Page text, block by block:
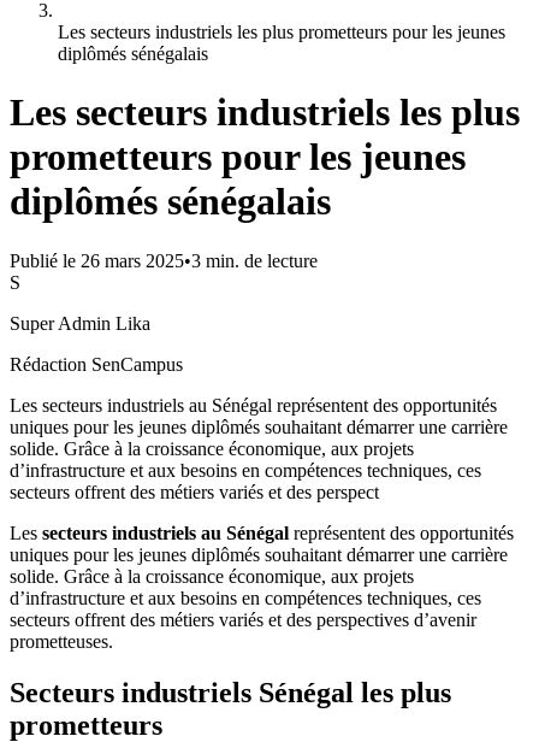
Les secteurs industriels les plus prometteurs pour les jeunes
diplômés sénégalais
Les secteurs industriels les plus
prometteurs pour les jeunes
diplômés sénégalais
Publié le 26 mars 2025•3 min. de lecture
S
Super Admin Lika
Rédaction SenCampus
Les secteurs industriels au Sénégal représentent des opportunités
uniques pour les jeunes diplômés souhaitant démarrer une carrière
solide. Grâce à la croissance économique, aux projets
d’infrastructure et aux besoins en compétences techniques, ces
secteurs offrent des métiers variés et des perspect
Les secteurs industriels au Sénégal représentent des opportunités
uniques pour les jeunes diplômés souhaitant démarrer une carrière
solide. Grâce à la croissance économique, aux projets
d’infrastructure et aux besoins en compétences techniques, ces
secteurs offrent des métiers variés et des perspectives d’avenir
prometteuses.
Secteurs industriels Sénégal les plus
prometteurs